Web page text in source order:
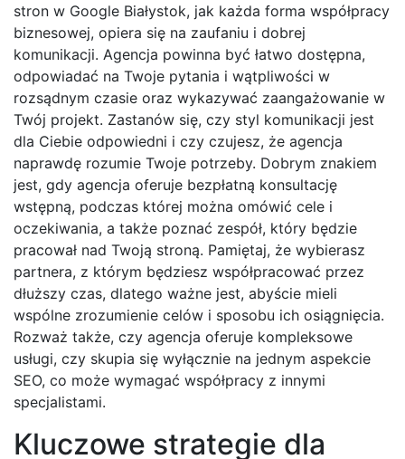
stron w Google Białystok, jak każda forma współpracy
biznesowej, opiera się na zaufaniu i dobrej
komunikacji. Agencja powinna być łatwo dostępna,
odpowiadać na Twoje pytania i wątpliwości w
rozsądnym czasie oraz wykazywać zaangażowanie w
Twój projekt. Zastanów się, czy styl komunikacji jest
dla Ciebie odpowiedni i czy czujesz, że agencja
naprawdę rozumie Twoje potrzeby. Dobrym znakiem
jest, gdy agencja oferuje bezpłatną konsultację
wstępną, podczas której można omówić cele i
oczekiwania, a także poznać zespół, który będzie
pracował nad Twoją stroną. Pamiętaj, że wybierasz
partnera, z którym będziesz współpracować przez
dłuższy czas, dlatego ważne jest, abyście mieli
wspólne zrozumienie celów i sposobu ich osiągnięcia.
Rozważ także, czy agencja oferuje kompleksowe
usługi, czy skupia się wyłącznie na jednym aspekcie
SEO, co może wymagać współpracy z innymi
specjalistami.
Kluczowe strategie dla